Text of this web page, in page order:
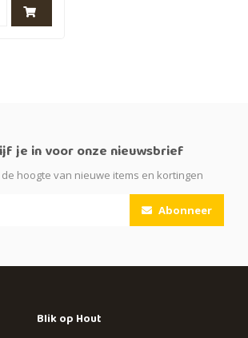
je in voor onze nieuwsbrief
hoogte van nieuwe items en kortingen
Abonneer
Blik op Hout